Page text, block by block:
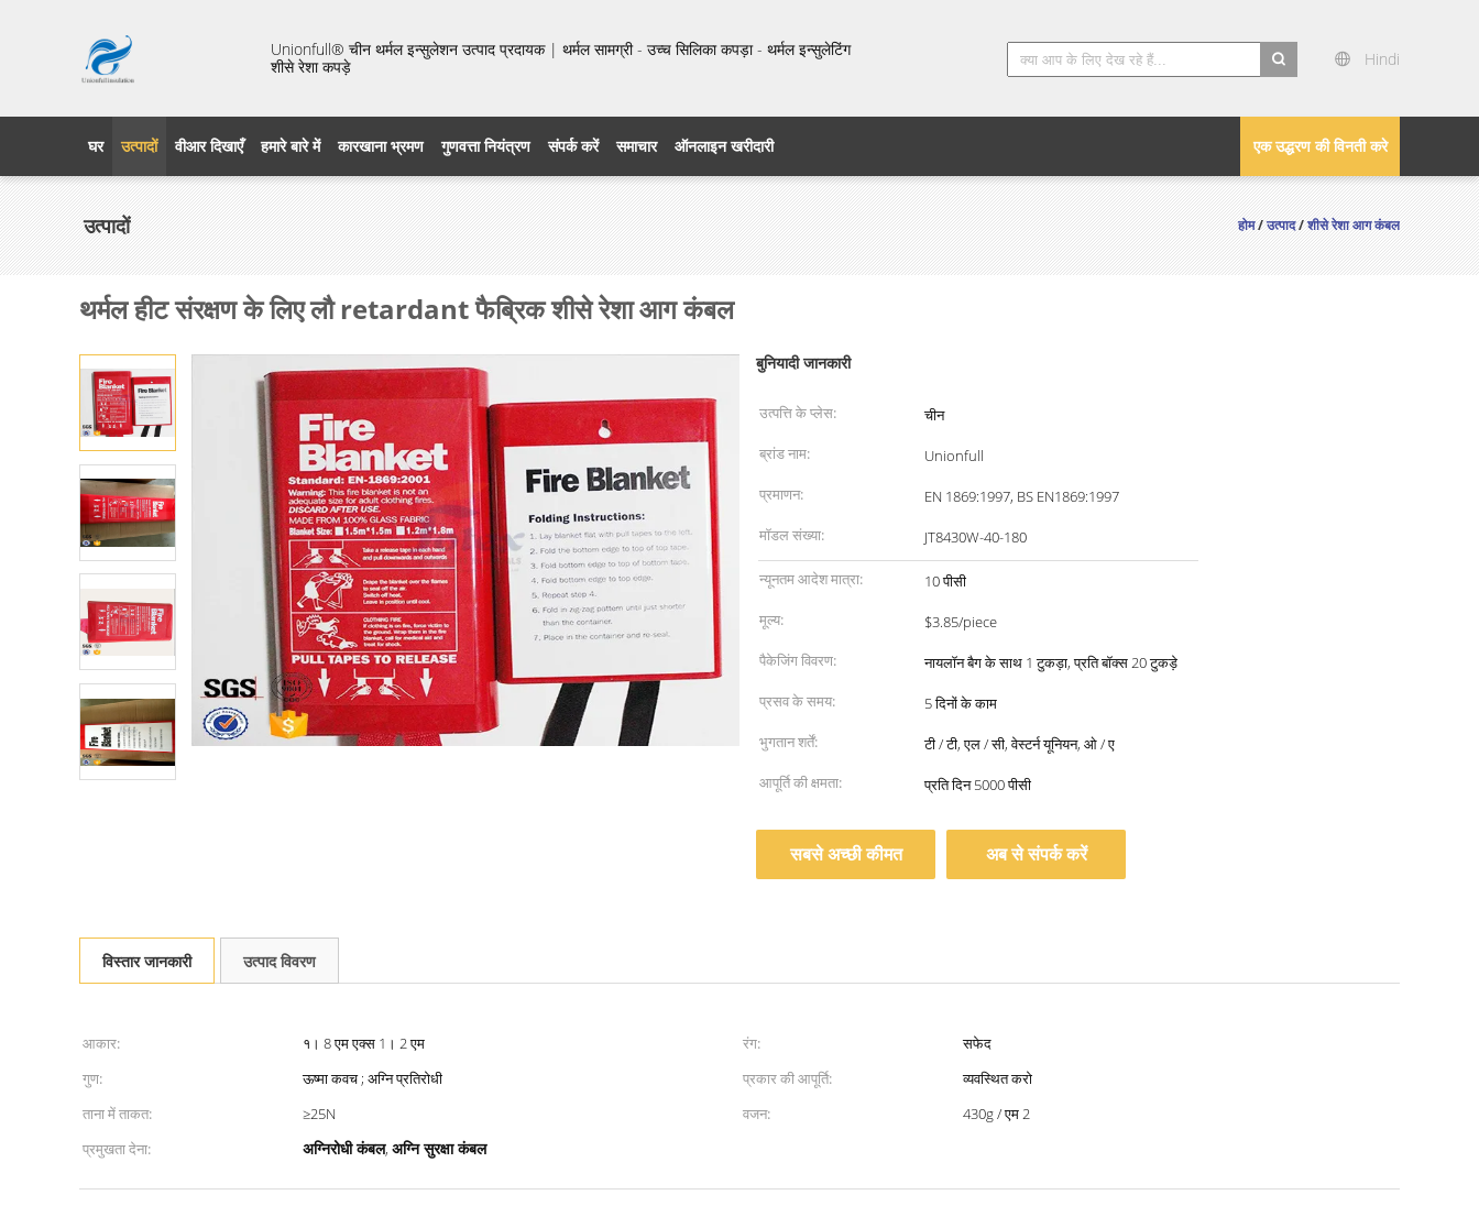
Unionfull® चीन थर्मल इन्सुलेशन उत्पाद प्रदायक | थर्मल सामग्री - उच्च सिलिका कपड़ा - थर्मल इन्सुलेटिंग
शीसे रेशा कपड़े
Hindi
एक उद्धरण की विनती करे
घर उत्पादों वीआर दिखाएँ हमारे बारे में कारखाना भ्रमण गुणवत्ता नियंत्रण संपर्क करें समाचार ऑनलाइन खरीदारी
उत्पादों होम/उत्पाद/शीसे रेशा आग कंबल
थर्मल हीट संरक्षण के लिए लौ retardant फैब्रिक शीसे रेशा आग कंबल
बुनियादी जानकारी
उत्पत्ति के प्लेस:
चीन
ब्रांड नाम:
Unionfull
प्रमाणन:
EN 1869:1997, BS EN1869:1997
मॉडल संख्या:
JT8430W-40-180
न्यूनतम आदेश मात्रा:
10 पीसी
मूल्य:
$3.85/piece
पैकेजिंग विवरण:
नायलॉन बैग के साथ 1 टुकड़ा, प्रति बॉक्स 20 टुकड़े
प्रसव के समय:
5 दिनों के काम
भुगतान शर्तें:
टी / टी, एल / सी, वेस्टर्न यूनियन, ओ / ए
आपूर्ति की क्षमता:
प्रति दिन 5000 पीसी
सबसे अच्छी कीमत अब से संपर्क करें
विस्तार जानकारी उत्पाद विवरण
आकार: १। 8 एम एक्स 1। 2 एम रंग:
सफेद
गुण:
ऊष्मा कवच ; अग्नि प्रतिरोधी प्रकार की आपूर्ति:
व्यवस्थित करो
ताना में ताकत:
≥25N वजन:
430g / एम 2
प्रमुखता देना:
अग्निरोधी कंबल, अग्नि सुरक्षा कंबल